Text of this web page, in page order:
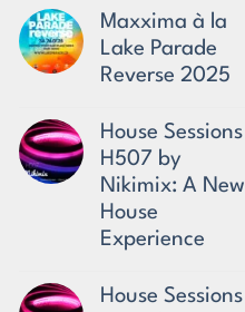
Maxxima à la
Lake Parade
Reverse 2025
Comments
on
Maxxima
à
Lake
Parade
Reverse
House Sessions
H507 by
Nikimix: A New
House
Experience
Comments
on
House Sessions